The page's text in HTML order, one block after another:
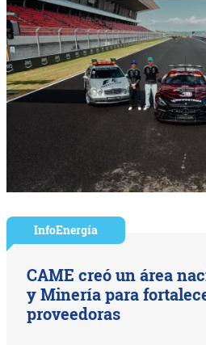
InfoEnergía
CAME creó un área
y Minería para
proveedoras